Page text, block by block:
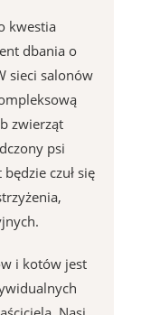
kwestia
dbania o
sieci salonów
zwierząt
psi
czuł się
i kotów jest